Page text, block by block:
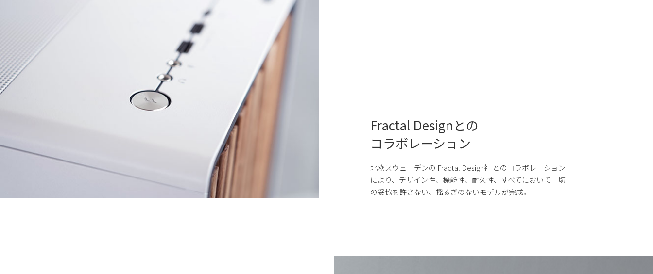
Fractal Designとの
コラボレーション
北欧スウェーデンの Fractal Design社 とのコラボレーション
により、デザイン性、機能性、耐久性、すべてにおいて一切
の妥協を許さない、揺るぎのないモデルが完成。